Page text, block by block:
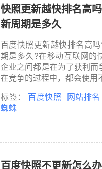
快照更新越快排名高
新周期是多久
百度快照更新越快排名高
期是多久?在移动互联网的
企业之间都是在为了获利
在竞争的过程中，都会使用
标签： 百度快照 网站排名
蜘蛛
百度快照不更新怎么